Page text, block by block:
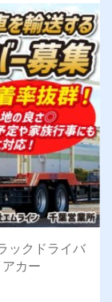
ックドライバ
カー